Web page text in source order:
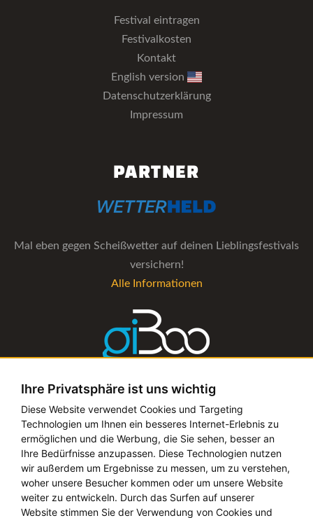
Ihre Privatsphäre ist uns wichtig
Diese Website verwendet Cookies und Targeting
Technologien um Ihnen ein besseres Internet-Erlebnis zu
ermöglichen und die Werbung, die Sie sehen, besser an
Ihre Bedürfnisse anzupassen. Diese Technologien nutzen
wir außerdem um Ergebnisse zu messen, um zu verstehen,
woher unsere Besucher kommen oder um unsere Website
weiter zu entwickeln. Durch das Surfen auf unserer
Website stimmen Sie der Verwendung von Cookies und
Festival eintragen
Festivalkosten
Kontakt
English version
Datenschutzerklärung
Impressum
PARTNER
Mal eben gegen Scheißwetter auf deinen Lieblingsfestivals
versichern!
Alle Informationen
Die Verwaltungs-Software für alle Künstler- und
Bookingagenturen
Alle Informationen